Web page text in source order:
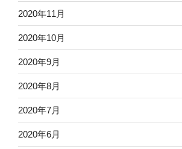
2020年11月
2020年10月
2020年9月
2020年8月
2020年7月
2020年6月